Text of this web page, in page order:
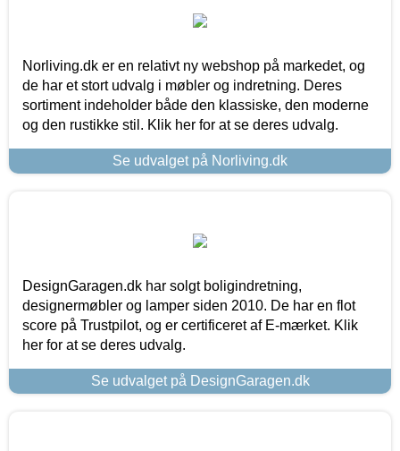
Norliving.dk er en relativt ny webshop på markedet, og
de har et stort udvalg i møbler og indretning. Deres
sortiment indeholder både den klassiske, den moderne
og den rustikke stil. Klik her for at se deres udvalg.
Se udvalget på Norliving.dk
DesignGaragen.dk har solgt boligindretning,
designermøbler og lamper siden 2010. De har en flot
score på Trustpilot, og er certificeret af E-mærket. Klik
her for at se deres udvalg.
Se udvalget på DesignGaragen.dk